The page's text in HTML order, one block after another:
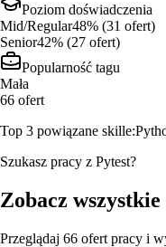
Poziom doświadczenia
Mid/Regular48% (31 ofert)
Senior42% (27 ofert)
Popularność tagu
Mała
66 ofert
Top 3 powiązane skille:
Szukasz pracy z Pytest?
Zobacz
Przeglądaj 66 ofert pracy i